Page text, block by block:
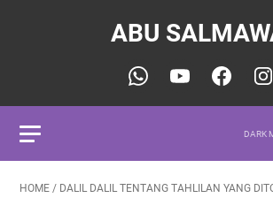
ABU
HOME / DALIL DALIL TENTANG TAHLILAN YANG